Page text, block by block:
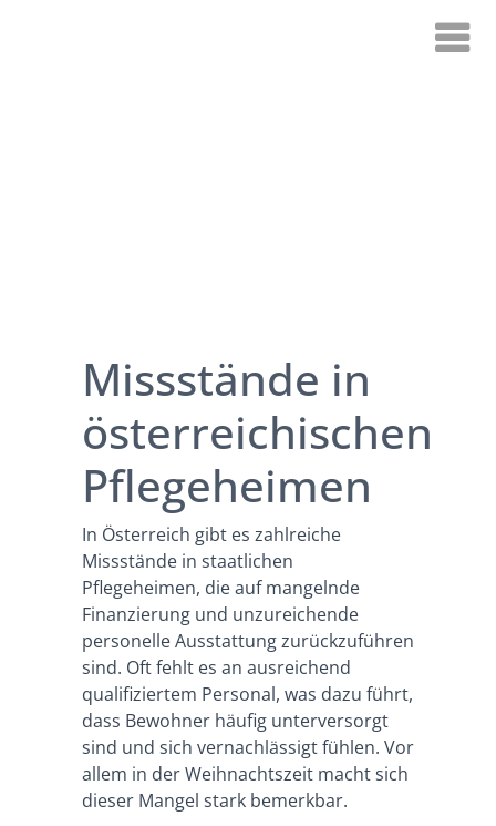
Missstände in
österreichischen
Pflegeheimen
In Österreich gibt es zahlreiche
Missstände in staatlichen
Pflegeheimen, die auf mangelnde
Finanzierung und unzureichende
personelle Ausstattung zurückzuführen
sind. Oft fehlt es an ausreichend
qualifiziertem Personal, was dazu führt,
dass Bewohner häufig unterversorgt
sind und sich vernachlässigt fühlen. Vor
allem in der Weihnachtszeit macht sich
dieser Mangel stark bemerkbar.